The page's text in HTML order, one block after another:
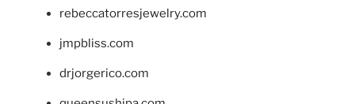
rebeccatorresjewelry.com
jmpbliss.com
drjorgerico.com